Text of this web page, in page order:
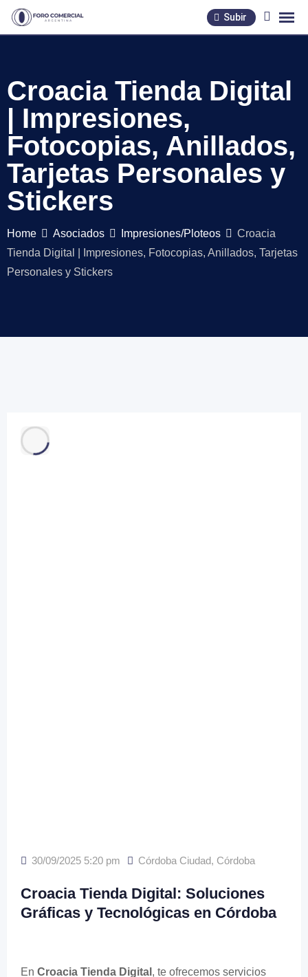
Skip
Subir
Croacia Tienda Digital
| Impresiones,
Fotocopias, Anillados,
Tarjetas Personales y
Stickers
Home Asociados Impresiones/Ploteos
Croacia
Tienda Digital | Impresiones, Fotocopias, Anillados, Tarjetas
Personales y Stickers
30/09/2025 5:20 pm Córdoba Ciudad, Córdoba
Croacia Tienda Digital: Soluciones
Gráficas y Tecnológicas en Córdoba
En Croacia Tienda Digital , te ofrecemos servicios